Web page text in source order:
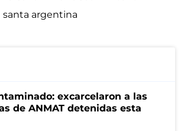
santa argentina
excarcelaron a las
de ANMAT detenidas esta